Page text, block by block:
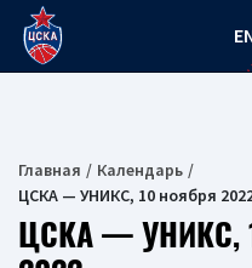
Главная
Календарь
ЦСКА — УНИКС, 10 ноября
ЦСКА — УНИКС,